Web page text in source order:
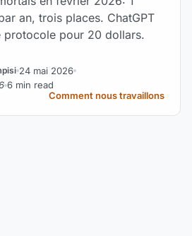
an, trois places. ChatGPT
protocole pour 20 dollars.
24 mai 2026
6 min read
Comment nous travaillons